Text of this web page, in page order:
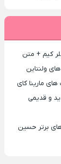
کیم + متن
ولنتاین
مارینا کای
و قدیمی
برتر حسین